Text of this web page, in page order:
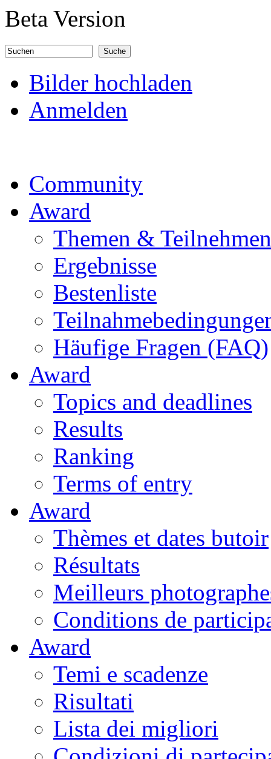
Direkt zum Inhalt
Beta Version
Suchformular
Bilder hochladen
Anmelden
Community
Award
Themen & Teilnehmen
Ergebnisse
Bestenliste
Häufige Fragen (FAQ)
Award
Topics and deadlines
Results
Ranking
Terms of entry
Award
Thèmes et dates butoir
Résultats
Meilleurs
Conditions de
Award
Temi e scadenze
Risultati
Lista dei migliori